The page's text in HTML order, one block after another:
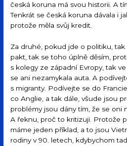
česká koruna má svou historii. A
Tenkrát se česká koruna dávala i
protože měla svůj kredit.
Za druhé, pokud jde o politiku,
pakt, tak se toho úplně děsím,
s kolegy ze západní Evropy, tak
se ani nezamykala auta. A
s migranty. Podívejte se do
co Anglie, a tak dále, všude jsou
problémy jsou dány tím, že se oni
A řeknu, proč to kritizuji. Protože
máme jeden příklad, a to jsou
rodiny v 90. letech, kdybychom